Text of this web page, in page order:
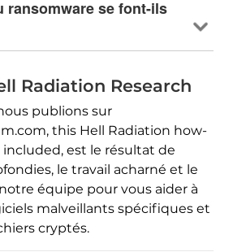
ransomware se font-ils
Radiation Research
publions sur
this Hell Radiation how-
included, est le résultat de
le travail acharné et le
équipe pour vous aider à
malveillants spécifiques et
cryptés.